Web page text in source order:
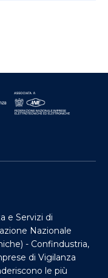
e Servizi di
Nazionale
- Confindustria,
di Vigilanza
le più